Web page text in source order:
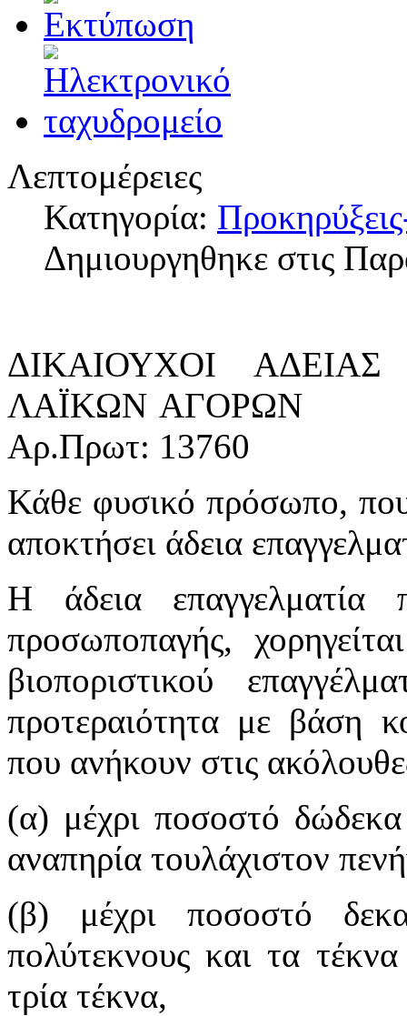
Λεπτομέρειες
Κατηγορία:
Δημιουργηθηκε στις
ΔΙΚΑΙΟΥΧΟΙ
ΛΑΪΚΩΝ
Aρ.Πρωτ:
Κάθε φυσικό πρόσωπο,
αποκτήσει άδεια
Η άδεια επαγγελματία
προσωποπαγής,
βιοποριστικού
προτεραιότητα με βάση
που ανήκουν στις
(α) μέχρι ποσοστό
αναπηρία τουλάχιστον
(β) μέχρι ποσοστό
πολύτεκνους και τα
τρία τέκνα,